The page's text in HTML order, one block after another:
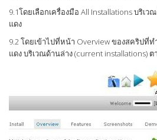
9.1โดยเลือกเครื่องมือ All Installations บริเ
แดง
9.2 โดยเข้าไปที่หน้า Overview ของสคริปที่
แดง บริเวณด้านล่าง (current installations)